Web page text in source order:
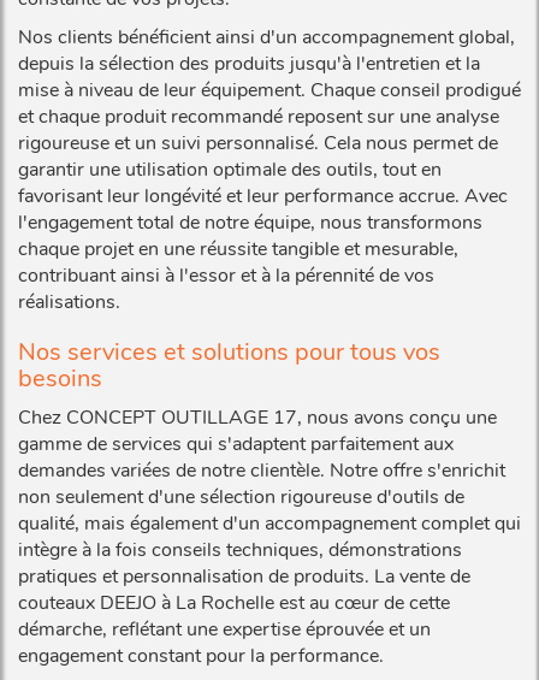
Nos clients bénéficient ainsi d'un accompagnement global,
depuis la sélection des produits jusqu'à l'entretien et la
mise à niveau de leur équipement. Chaque conseil prodigué
et chaque produit recommandé reposent sur une analyse
rigoureuse et un suivi personnalisé. Cela nous permet de
garantir une utilisation optimale des outils, tout en
favorisant leur longévité et leur performance accrue. Avec
l'engagement total de notre équipe, nous transformons
chaque projet en une réussite tangible et mesurable,
contribuant ainsi à l'essor et à la pérennité de vos
réalisations.
Nos services et solutions pour tous vos
besoins
Chez CONCEPT OUTILLAGE 17, nous avons conçu une
gamme de services qui s'adaptent parfaitement aux
demandes variées de notre clientèle. Notre offre s'enrichit
non seulement d'une sélection rigoureuse d'outils de
qualité, mais également d'un accompagnement complet qui
intègre à la fois conseils techniques, démonstrations
pratiques et personnalisation de produits. La vente de
couteaux DEEJO à La Rochelle est au cœur de cette
démarche, reflétant une expertise éprouvée et un
engagement constant pour la performance.